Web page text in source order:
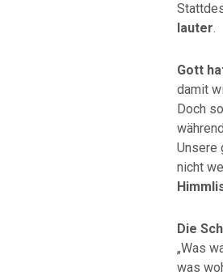
lauter.
Gott
damit
Doch
Unsere
nicht
Die
„Was
was